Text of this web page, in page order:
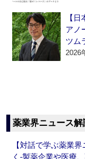
【
アノ
ツム
2026
薬業界ニュース解
【対話で学ぶ薬業
く‐製薬企業や医療